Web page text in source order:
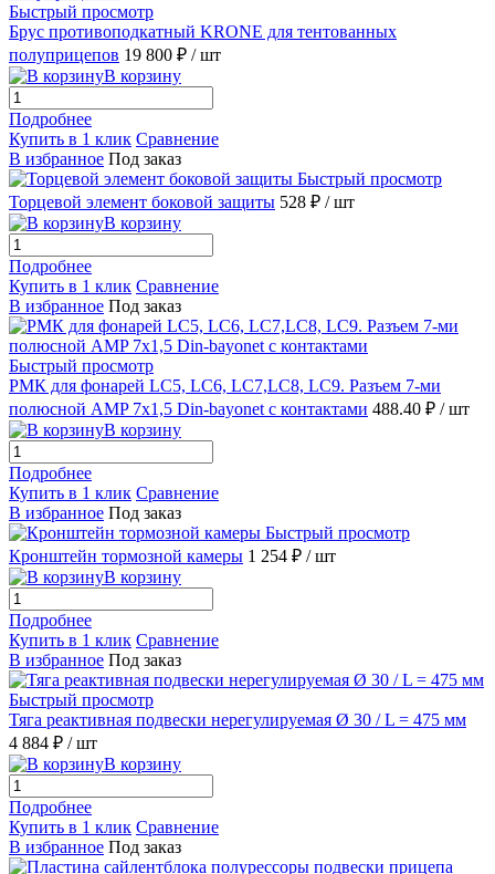
Быстрый просмотр
Брус противоподкатный KRONE для тентованных
полуприцепов 19 800 ₽ / шт
В корзину
Подробнее
Купить в 1 клик Сравнение
В избранное Под заказ
Быстрый просмотр
Торцевой элемент боковой защиты 528 ₽ / шт
В корзину
Подробнее
Купить в 1 клик Сравнение
В избранное Под заказ
Быстрый просмотр
РМК для фонарей LC5, LC6, LC7,LC8, LC9. Разъем 7-ми
полюсной AMP 7x1,5 Din-bayonet с контактами 488.40 ₽ / шт
В корзину
Подробнее
Купить в 1 клик Сравнение
В избранное Под заказ
Быстрый просмотр
Кронштейн тормозной камеры 1 254 ₽ / шт
В корзину
Подробнее
Купить в 1 клик Сравнение
В избранное Под заказ
Быстрый просмотр
Тяга реактивная подвески нерегулируемая Ø 30 / L = 475 мм
4 884 ₽ / шт
В корзину
Подробнее
Купить в 1 клик Сравнение
В избранное Под заказ